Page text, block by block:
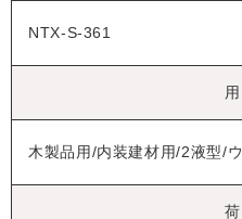
NTX-S-361
木製品用/内装建材用/2液型/